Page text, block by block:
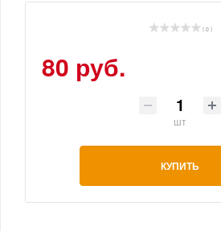
( 0 )
80 руб.
шт
КУПИТЬ